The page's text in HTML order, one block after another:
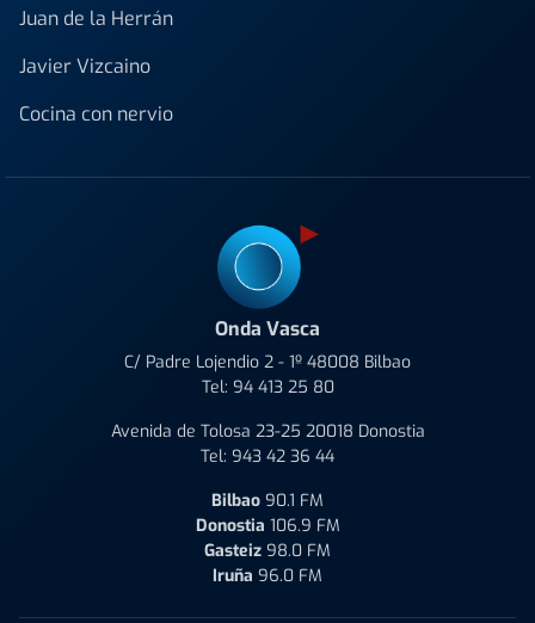
Juan de la Herrán
Javier Vizcaino
Cocina con nervio
Onda Vasca
C/ Padre Lojendio 2 - 1º 48008 Bilbao
Tel: 94 413 25 80
Avenida de Tolosa 23-25 20018 Donostia
Tel: 943 42 36 44
Bilbao 90.1 FM
Donostia 106.9 FM
Gasteiz 98.0 FM
Iruña 96.0 FM